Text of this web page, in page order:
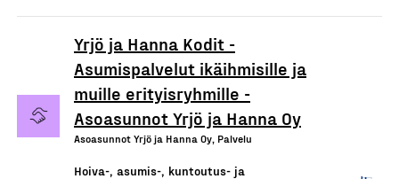
Yrjö ja Hanna Kodit -
Asumispalvelut ikäihmisille ja
muille erityisryhmille -
Asoasunnot Yrjö ja Hanna Oy
Asoasunnot Yrjö ja Hanna Oy, Palvelu
Hoiva-, asumis-, kuntoutus- ja